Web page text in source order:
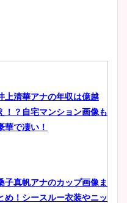
上清華アナの年収は億越
！？自宅マンション画像も
華で凄い！
子真帆アナのカップ画像ま
め！シースルー衣装やニッ